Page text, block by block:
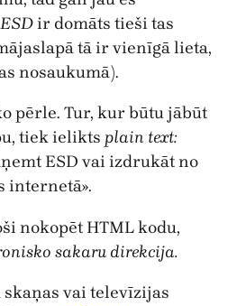
ESDir domāts tieši tas
tā ir vienīgā lieta,
nosaukumā).
pērle. Tur, kur būtu jābūt
tiek ielikts plain text:
ESD vai izdrukāt no
internetā».
nokopēt HTML kodu,
sakaru direkcija.
skaņas vai televīzijas